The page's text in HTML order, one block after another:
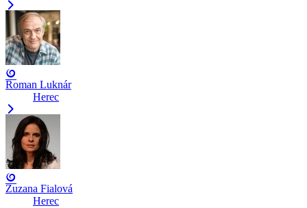
Roman Luknár
Herec
Zuzana Fialová
Herec